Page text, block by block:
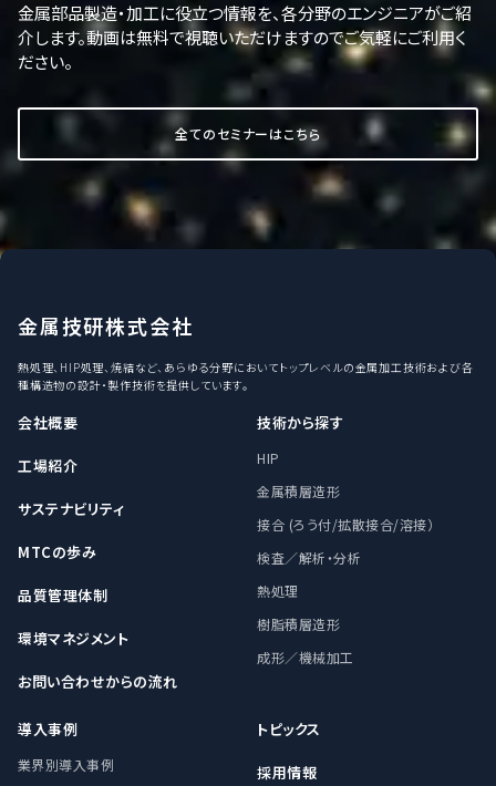
金属部品製造・加工に役立つ情報を、各分野のエンジニアがご紹
介します。動画は無料で視聴いただけますのでご気軽にご利用く
ださい。
全てのセミナーはこちら
金属技研株式会社
熱処理、HIP処理、焼結など、あらゆる分野においてトップレベルの金属加工技術および各
種構造物の設計・製作技術を提供しています。
会社概要
工場紹介
サステナビリティ
MTCの歩み
品質管理体制
環境マネジメント
お問い合わせからの流れ
技術から探す
HIP
金属積層造形
接合 (ろう付/拡散接合/溶接）
検査／解析・分析
熱処理
樹脂積層造形
成形／機械加工
導入事例
業界別導入事例
トピックス
採用情報